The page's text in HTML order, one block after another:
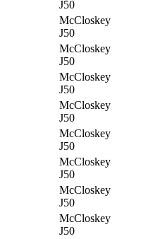
J50
McCloskey
J50
McCloskey
J50
McCloskey
J50
McCloskey
J50
McCloskey
J50
McCloskey
J50
McCloskey
J50
McCloskey
J50